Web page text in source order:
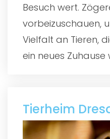
Besuch wert.
vorbeizuschauen,
Vielfalt an Tieren,
ein neues Zuhause
Tierheim